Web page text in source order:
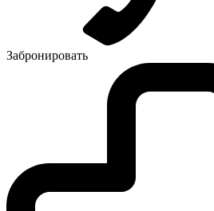
Забронировать